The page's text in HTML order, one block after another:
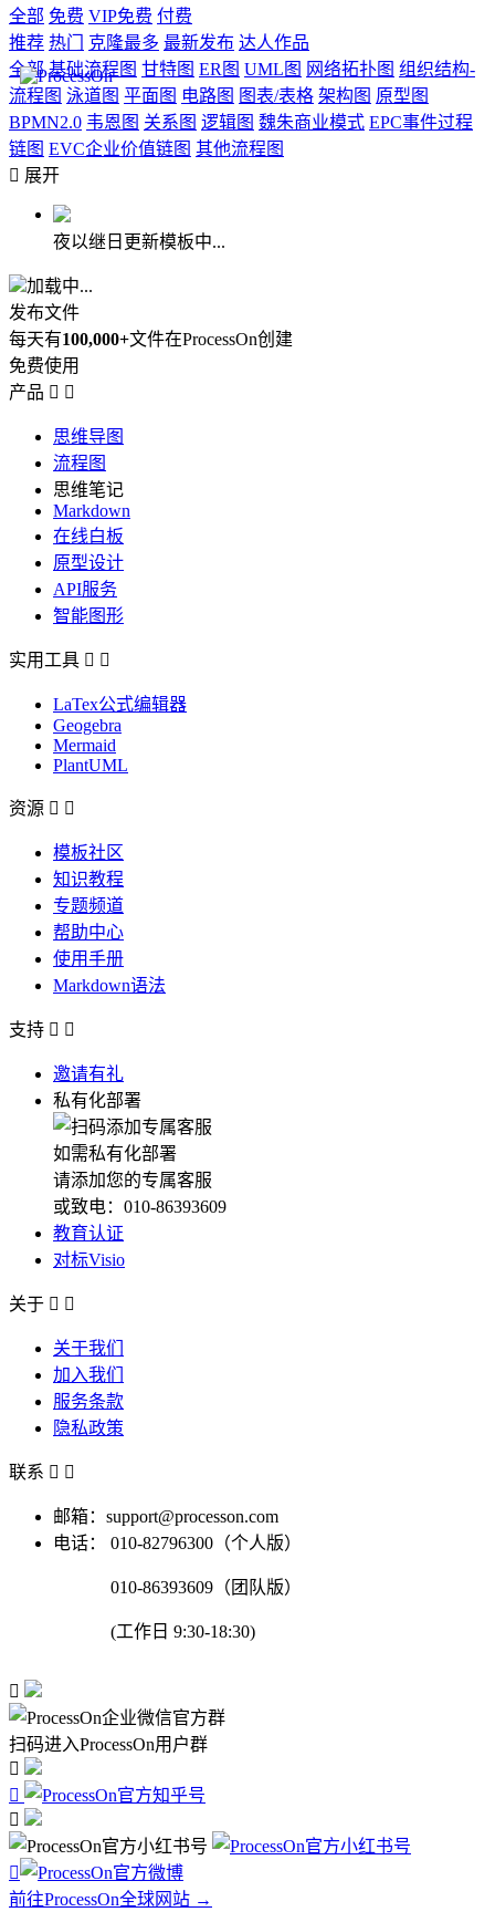
全部 免费 VIP免费 付费
推荐 热门 克隆最多 最新发布 达人作品
全部 基础流程图 甘特图 ER图 UML图 网络拓扑图 组织结构-
流程图 泳道图 平面图 电路图 图表/表格 架构图 原型图
BPMN2.0 韦恩图 关系图 逻辑图 魏朱商业模式 EPC事件过程
链图 EVC企业价值链图 其他流程图
 展开
夜以继日更新模板中...
加载中...
发布文件
每天有100,000+文件在ProcessOn创建
免费使用
产品  
思维导图
流程图
思维笔记
Markdown
在线白板
原型设计
API服务
智能图形
实用工具  
LaTex公式编辑器
Geogebra
Mermaid
PlantUML
资源  
模板社区
知识教程
专题频道
帮助中心
使用手册
Markdown语法
支持  
邀请有礼
私有化部署
如需私有化部署
请添加您的专属客服
或致电：010-86393609
教育认证
对标Visio
关于  
关于我们
加入我们
服务条款
隐私政策
联系  
邮箱：support@processon.com
电话：
010-82796300（个人版）
010-86393609（团队版）
(工作日 9:30-18:30)

扫码进入ProcessOn用户群




前往ProcessOn全球网站 →